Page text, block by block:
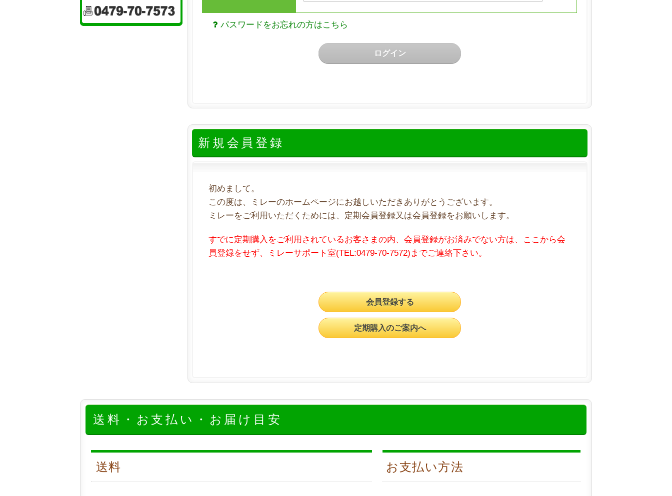
パスワードをお忘れの方はこちら
ログイン
新規会員登録
初めまして。
この度は、ミレーのホームページにお越しいただきありがとうございます。
ミレーをご利用いただくためには、定期会員登録又は会員登録をお願いします。
すでに定期購入をご利用されているお客さまの内、会員登録がお済みでない方は、ここから会
員登録をせず、ミレーサポート室(TEL:0479-70-7572)までご連絡下さい。
会員登録する
定期購入のご案内へ
送料・お支払い・お届け目安
送料 お支払い方法